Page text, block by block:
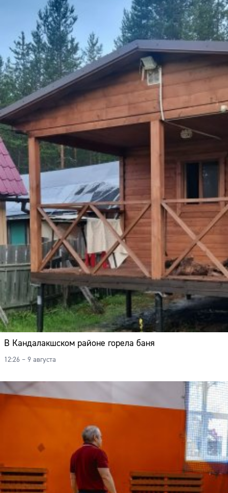
В Кандалакшском районе горела баня
12:26 – 9 августа